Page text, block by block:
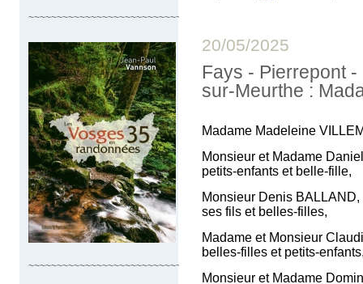
~~~~~~~~~~~~~~~~~~~~~~~~~~~~~~~~~~
~~~~~~~~~~~~~~~~~~~~~~~~~~~~~~~~~
20/05/2025
Fays - Pierrepont
sur-Meurthe :
Madame Madeleine
Monsieur et Madame
petits-enfants et belle-fille,
Monsieur Denis
ses fils et belles-filles,
Madame et Monsieur
belles-filles et petits-
Monsieur et Madame